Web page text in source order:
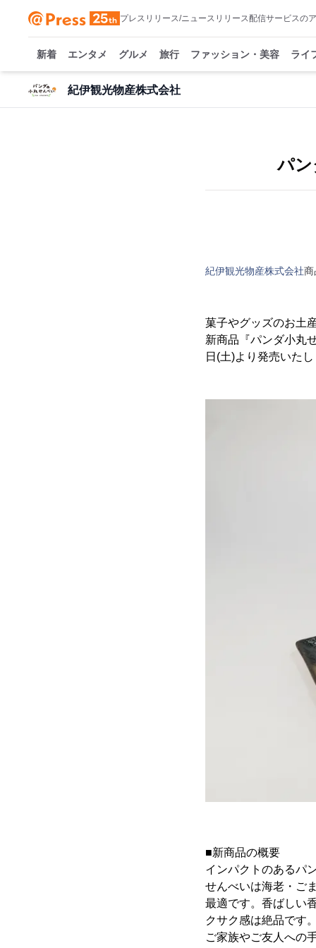
プレスリリース/ニュースリリース配信サービスの
新着 エンタメ グルメ 旅行 ファッション・美容 ライ
紀伊観光物産株式会社
パ
紀伊観光物産株式会社商
菓子やグッズのお土
新商品『パンダ小丸
日(土)より発売いた
■新商品の概要
インパクトのあるパ
せんべいは海老・ご
最適です。香ばしい
クサク感は絶品です
ご家族やご友人への